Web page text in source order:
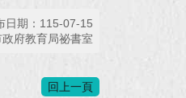
日期：115-07-15
府教育局祕書室
回上一頁